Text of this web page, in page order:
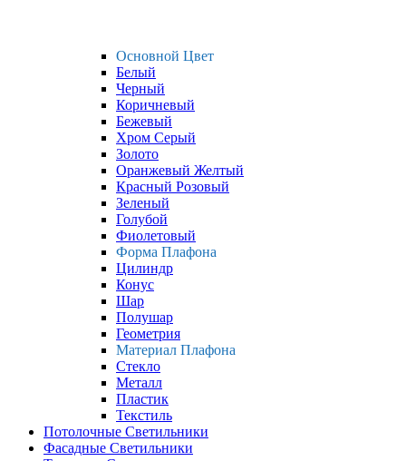
Основной Цвет
Белый
Черный
Коричневый
Бежевый
Хром Серый
Золото
Оранжевый Желтый
Красный Розовый
Зеленый
Голубой
Фиолетовый
Форма Плафона
Цилиндр
Конус
Шар
Полушар
Геометрия
Материал Плафона
Стекло
Металл
Пластик
Текстиль
Потолочные Светильники
Фасадные Светильники